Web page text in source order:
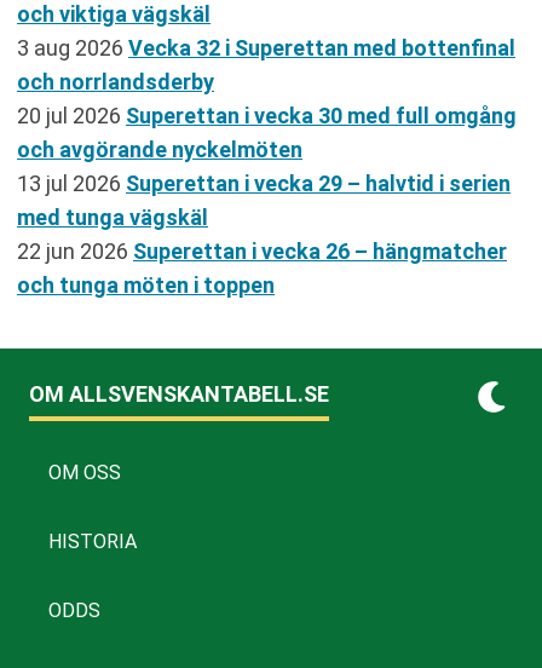
och viktiga vägskäl
3 aug 2026 Vecka 32 i Superettan med bottenfinal
och norrlandsderby
20 jul 2026 Superettan i vecka 30 med full omgång
och avgörande nyckelmöten
13 jul 2026 Superettan i vecka 29 – halvtid i serien
med tunga vägskäl
22 jun 2026 Superettan i vecka 26 – hängmatcher
och tunga möten i toppen
OM ALLSVENSKANTABELL.SE
OM OSS
HISTORIA
ODDS